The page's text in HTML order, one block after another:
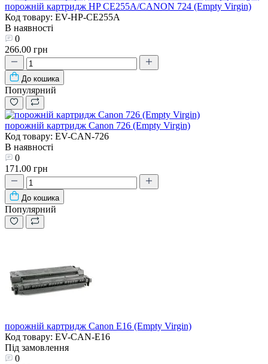
порожній картридж HP CE255A/CANON 724 (Empty Virgin)
Код товару: EV-HP-CE255A
В наявності
0
266.00 грн
До кошика
Популярний
порожній картридж Canon 726 (Empty Virgin)
Код товару: EV-CAN-726
В наявності
0
171.00 грн
До кошика
Популярний
порожній картридж Canon E16 (Empty Virgin)
Код товару: EV-CAN-E16
Під замовлення
0